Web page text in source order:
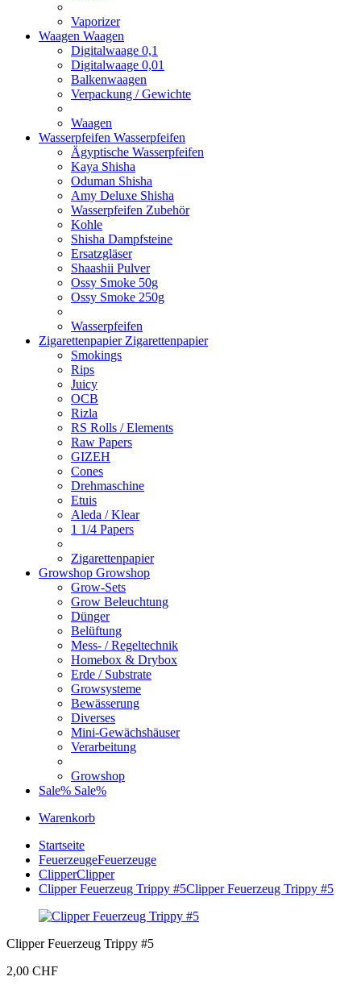
Vaporizer
Waagen Waagen
Digitalwaage 0,1
Digitalwaage 0,01
Balkenwaagen
Verpackung / Gewichte
Waagen
Wasserpfeifen Wasserpfeifen
Ägyptische Wasserpfeifen
Kaya Shisha
Oduman Shisha
Amy Deluxe Shisha
Wasserpfeifen Zubehör
Kohle
Shisha Dampfsteine
Ersatzgläser
Shaashii Pulver
Ossy Smoke 50g
Ossy Smoke 250g
Wasserpfeifen
Zigarettenpapier Zigarettenpapier
Smokings
Rips
Juicy
OCB
Rizla
RS Rolls / Elements
Raw Papers
GIZEH
Cones
Drehmaschine
Etuis
Aleda / Klear
1 1/4 Papers
Zigarettenpapier
Growshop Growshop
Grow-Sets
Grow Beleuchtung
Dünger
Belüftung
Mess- / Regeltechnik
Homebox & Drybox
Erde / Substrate
Growsysteme
Bewässerung
Diverses
Mini-Gewächshäuser
Verarbeitung
Growshop
Sale% Sale%
Warenkorb
Startseite
FeuerzeugeFeuerzeuge
ClipperClipper
Clipper Feuerzeug Trippy #5Clipper Feuerzeug Trippy #5
Clipper Feuerzeug Trippy #5
2,00 CHF